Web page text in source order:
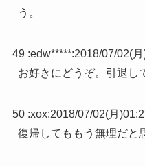
う。
49 :edw*****:2018/07/02(
お好きにどうぞ。引退し
50 :xox:2018/07/02(月
復帰してももう無理だと